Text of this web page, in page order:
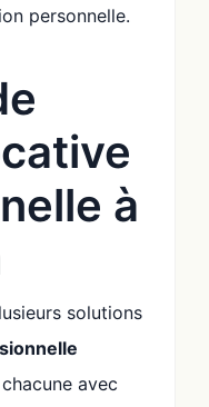
personnelle.
à
solutions
avec